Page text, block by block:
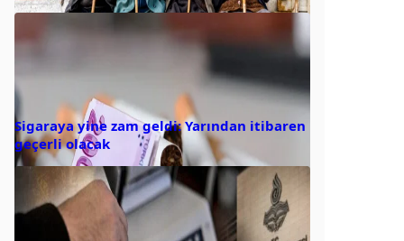
Sigaraya yine zam geldi: Yarından itibaren
geçerli olacak